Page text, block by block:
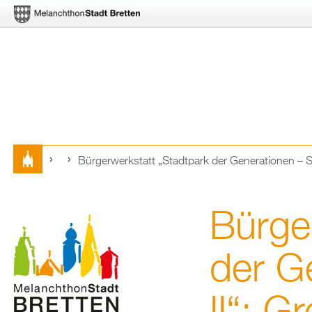
hier
Bür­ger­werk­statt „Stadt­park der Ge­ne­ra­tio­nen –
der